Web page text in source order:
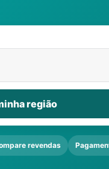
região
revendas